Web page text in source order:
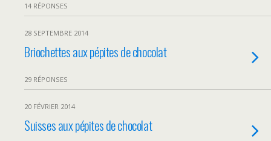
14 RÉPONSES
28 SEPTEMBRE 2014
Briochettes aux pépites de chocolat
29 RÉPONSES
20 FÉVRIER 2014
Suisses aux pépites de chocolat